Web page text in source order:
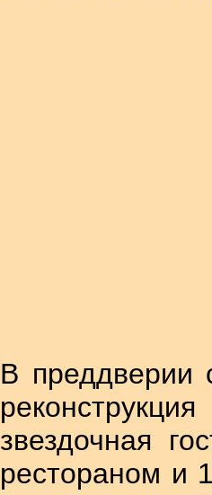
В преддверии
звездочная
рестораном и